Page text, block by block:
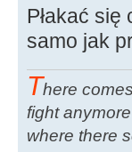
Płakać
samo jak
There
fight
where there